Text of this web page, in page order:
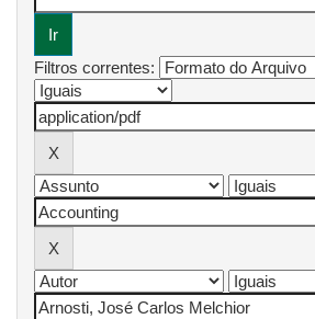
Filtros correntes: